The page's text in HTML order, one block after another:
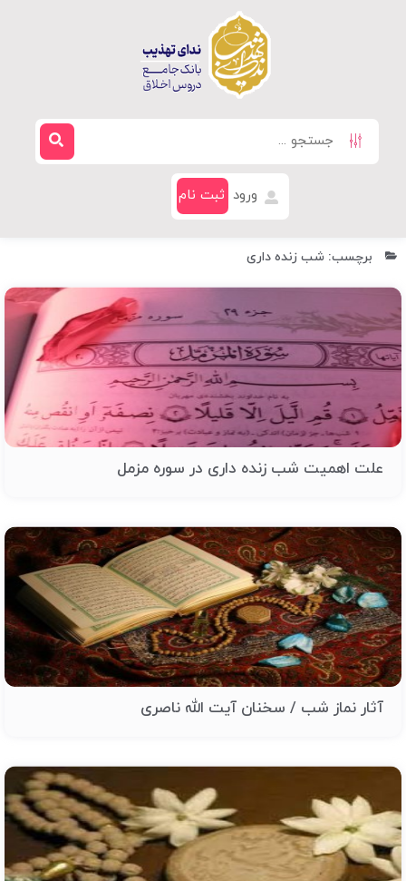
ورود ثبت نام
برچسب: شب زنده داری
علت اهمیت شب زنده داری در سوره مزمل
آثار نماز شب / سخنان آیت الله ناصری